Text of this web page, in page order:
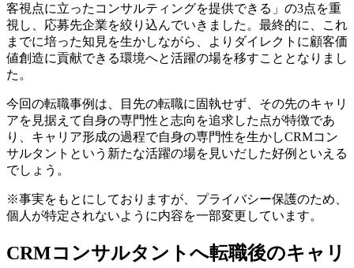
客視点に立ったコンサルティングを提供できる」の3点を重
視し、応募先企業を絞り込んでいきました。最終的に、これ
までに培った知見を生かしながら、よりダイレクトに顧客価
値創造に貢献できる環境へと活躍の場を移すこととなりまし
た。
今回の転職事例は、目先の転職に固執せず、その先のキャリ
アを見据えて自身の専門性と志向を追求した点が特徴であ
り、キャリア形成の過程で自身の専門性を生かしCRMコン
サルタントという新たな活躍の場を見いだした好例といえる
でしょう。
※事実をもとにしておりますが、プライバシー保護のため、
個人が特定されないように内容を一部変更しています。
CRMコンサルタントへ転職後のキャリ